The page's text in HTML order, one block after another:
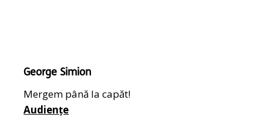
George Simion
Mergem până la capăt!
Audiențe